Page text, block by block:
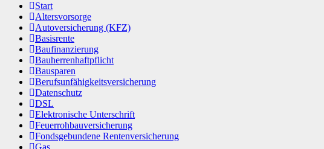
Start
Altersvorsorge
Autoversicherung (KFZ)
Basisrente
Baufinanzierung
Bauherrenhaftpflicht
Bausparen
Berufs­unfähigkeitsversicherung
Datenschutz
DSL
Elektronische Unterschrift
Feuerrohbauversicherung
Fondsgebundene Rentenversicherung